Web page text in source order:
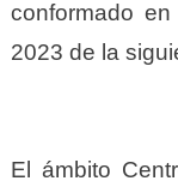
conformado
2023 de la
El ámbito